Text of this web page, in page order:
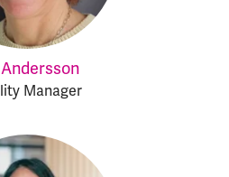
Manager